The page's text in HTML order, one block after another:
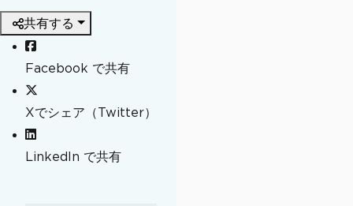
共有する
Facebook で共有
Xでシェア（Twitter）
LinkedIn で共有